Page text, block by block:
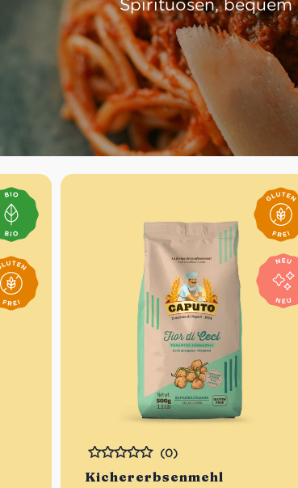
Spirituosen,
Kichererbsenmehl
Bewertet
(0)